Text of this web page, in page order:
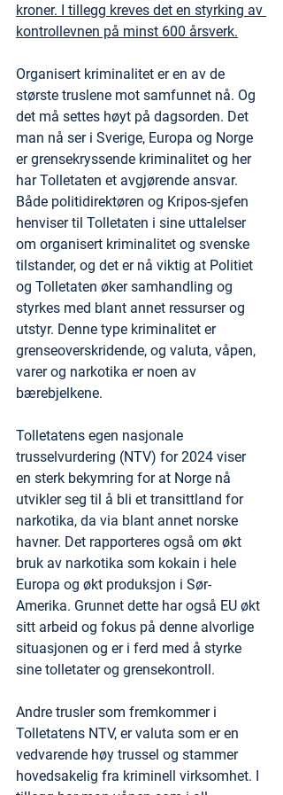
kroner. I tillegg kreves det en styrking av
kontrollevnen på minst 600 årsverk.
Organisert kriminalitet er en av de
største truslene mot samfunnet nå. Og
det må settes høyt på dagsorden. Det
man nå ser i Sverige, Europa og Norge
er grensekryssende kriminalitet og her
har Tolletaten et avgjørende ansvar.
Både politidirektøren og Kripos-sjefen
henviser til Tolletaten i sine uttalelser
om organisert kriminalitet og svenske
tilstander, og det er nå viktig at Politiet
og Tolletaten øker samhandling og
styrkes med blant annet ressurser og
utstyr. Denne type kriminalitet er
grenseoverskridende, og valuta, våpen,
varer og narkotika er noen av
bærebjelkene.
Tolletatens egen nasjonale
trusselvurdering (NTV) for 2024 viser
en sterk bekymring for at Norge nå
utvikler seg til å bli et transittland for
narkotika, da via blant annet norske
havner. Det rapporteres også om økt
bruk av narkotika som kokain i hele
Europa og økt produksjon i Sør-
Amerika. Grunnet dette har også EU økt
sitt arbeid og fokus på denne alvorlige
situasjonen og er i ferd med å styrke
sine tolletater og grensekontroll.
Andre trusler som fremkommer i
Tolletatens NTV, er valuta som er en
vedvarende høy trussel og stammer
hovedsakelig fra kriminell virksomhet. I